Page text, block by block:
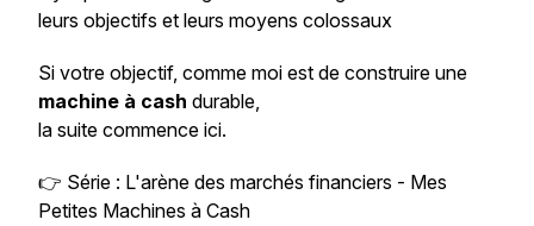
leurs objectifs et leurs moyens colossaux
Si votre objectif, comme moi est de construire une
machine à cash durable,
la suite commence ici.
👉 Série : L'arène des marchés financiers - Mes
Petites Machines à Cash